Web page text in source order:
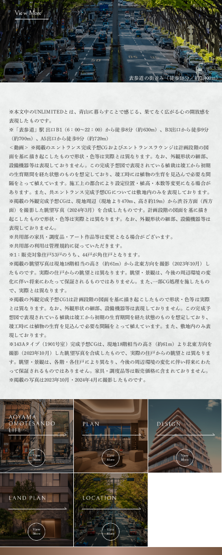
View More
表参道の街並み（徒歩18分／約1,400m）
※本文中のUNLIMITEDとは、青山に暮らすことで感じる、果てなく広がる心の開放感を
表現したものです。
※「表参道」駅 出口B1（6：00〜22：00）から徒歩8分（約630m）、B3出口から徒歩9分
（約700m）、A5出口から徒歩9分（約720m）
＜動画＞ ※掲載のエントランス完成予想CGおよびエントランスラウンジは計画段階の図
面を基に描き起こしたもので形状・色等は実際とは異なります。なお、外観形状の細部、
設備機器等は表現しておりません。この完成予想図で表現されている植栽は竣工から初期
の生育期間を経た状態のものを想定しており、竣工時には植物の生育を見込んで必要な間
隔をとって植えています。施工上の都合により設定位置・植高・本数等変更になる場合が
あります。また、共エントランス完成予想CGについては敷地内のみを表現しております。
※掲載の外観完成予想CGは、現地周辺（現地より470m、高さ約19m）から渋谷方面（西方
面）を撮影した眺望写真（2024年3月）を合成したものです。計画段階の図面を基に描き
起こしたもので形状・色等は実際とは異なります。なお、外観形状の細部、設備機器等は
表現しておりません。
※共用部の家具・調度品・アート作品等は変更となる場合がございます。
※共用部の利用は管理規約に従っていただきます。
※1：販売対象住戸53戸のうち、44戸が角住戸となります。
※掲載の眺望写真は現地18階相当の高さ（約61m）から北東方向を撮影（2023年10月）し
たものです。実際の住戸からの眺望とは異なります。眺望・景観は、今後の周辺環境の変
化に伴い将来にわたって保証されるものではありません。また､一部CG処理を施したもの
で、実際とは異なります。
※掲載の外観完成予想CG1は計画段階の図面を基に描き起こしたもので形状・色等は実際
とは異なります。なお、外観形状の細部、設備機器等は表現しておりません。この完成予
想図で表現されている植栽は竣工から初期の生育期間を経た状態のものを想定しており、
竣工時には植物の生育を見込んで必要な間隔をとって植えています。また、敷地内のみ表
現しております。
※143Aタイプ（1901号室）完成予想CGは、現地18階相当の高さ（約61m）より北東方向を
撮影（2023年10月）した眺望写真を合成したもので、実際の住戸からの眺望とは異なりま
す。眺望・景観は、各階・各住戸により異なり、今後の周辺環境の変化に伴い将来にわた
って保証されるものではありません。家具・調度品等は販売価格に含まれておりません。
※掲載の写真は2023年10月・2024年4月に撮影したものです。